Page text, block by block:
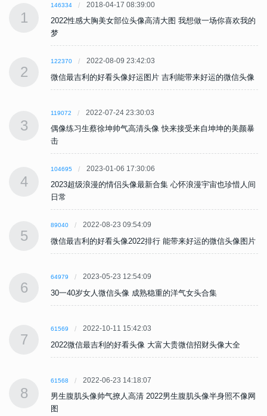
1
146334 2018-04-17 08:39:00
2022性感大胸美女部位头像高清大图 我想做一场你喜欢我的
梦
2
122370 2022-08-09 23:42:03
微信最吉利的好看头像好运图片 吉利能带来好运的微信头像
3
119072 2022-07-24 23:30:03
偶像练习生蔡徐坤帅气高清头像 快来接受来自坤坤的美颜暴
击
4
104695 2023-01-06 17:30:06
2023超级浪漫的情侣头像最新合集 心怀浪漫宇宙也珍惜人间
日常
5
89040 2022-08-23 09:54:09
微信最吉利的好看头像2022排行 能带来好运的微信头像图片
6
64979 2023-05-23 12:54:09
30一40岁女人微信头像 成熟稳重的洋气女头合集
7
61569 2022-10-11 15:42:03
2022微信最吉利的好看头像 大富大贵微信招财头像大全
8
61568 2022-06-23 14:18:07
男生腹肌头像帅气撩人高清 2022男生腹肌头像半身照不像网
图